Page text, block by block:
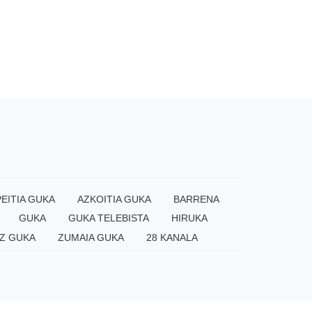
GUKA AZKOITIA GUKA
BARRENA
GUKA GUKA TELEBISTA
HIRUKA
GUKA ZUMAIA GUKA 28 KANALA